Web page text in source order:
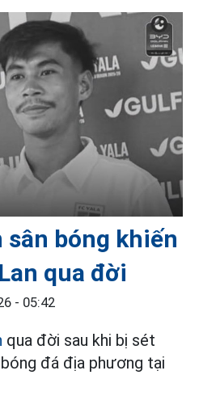
sân bóng khiến
qua đời
- 05:42
qua đời sau khi bị sét
đá địa phương tại